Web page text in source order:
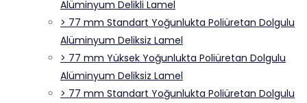
Alüminyum Delikli Lamel
> 77 mm Standart Yoğunlukta Poliüretan Dolgulu
Alüminyum Deliksiz Lamel
> 77 mm Yüksek Yoğunlukta Poliüretan Dolgulu
Alüminyum Deliksiz Lamel
> 77 mm Standart Yoğunlukta Poliüretan Dolgulu